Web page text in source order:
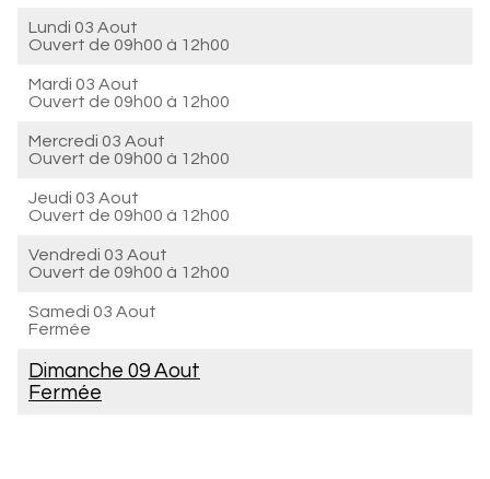
Lundi 03 Aout
Ouvert de 09h00 à 12h00
Mardi 03 Aout
Ouvert de 09h00 à 12h00
Mercredi 03 Aout
Ouvert de 09h00 à 12h00
Jeudi 03 Aout
Ouvert de 09h00 à 12h00
Vendredi 03 Aout
Ouvert de 09h00 à 12h00
Samedi 03 Aout
Fermée
Dimanche 09 Aout
Fermée